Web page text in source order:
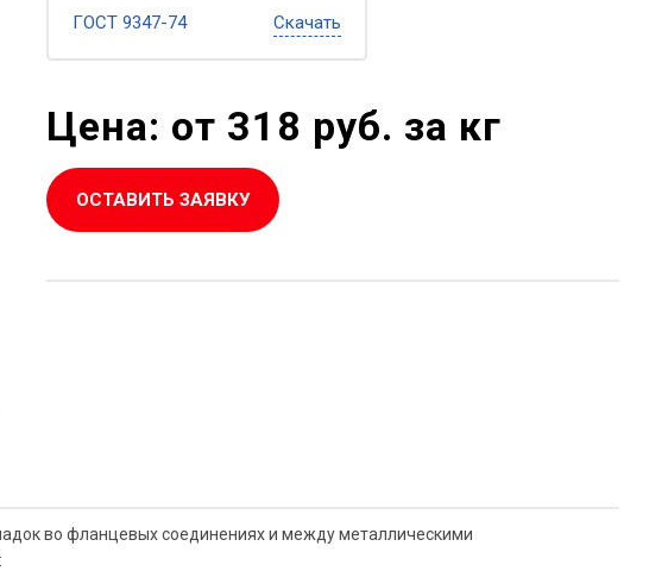
ГОСТ 9347-74 Скачать
Цена: от 318 руб. за кг
ОСТАВИТЬ ЗАЯВКУ
во фланцевых соединениях и между металлическими